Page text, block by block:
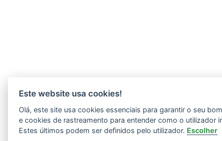
Este website usa cookies!
Olá, este site usa cookies essenciais para garantir o seu
e cookies de rastreamento para entender como o utilizador
Estes últimos podem ser definidos pelo utilizador. Escolher